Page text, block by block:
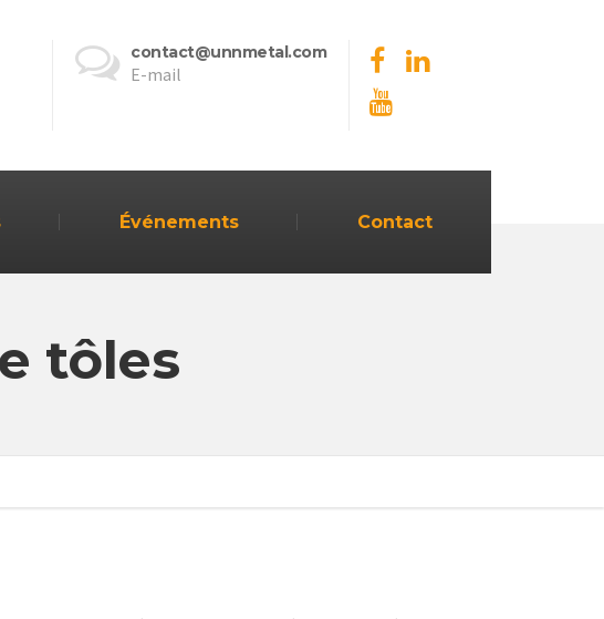
contact@unnmetal.com
E-mail
Événements Contact
tôles